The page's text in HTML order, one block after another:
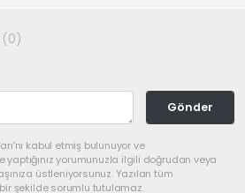
(0)
Gönder
kabul etmiş bulunuyor ve
yorumunuzla ilgili doğrudan veya
üstleniyorsunuz. Yazılan tüm
şekilde sorumlu tutulamaz.